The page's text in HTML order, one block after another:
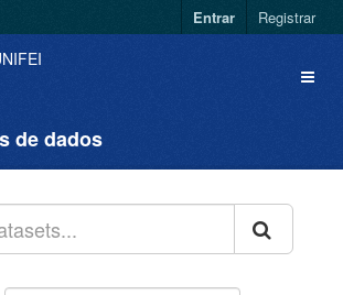
Entrar Registrar
de dados